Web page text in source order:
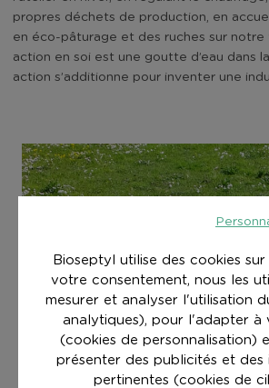
propres déchets de production, en
en éco-pâturage et des ruches sur notre
action en soi est une goutte d’eau dans
action s’additionne pour inventer une
Bioseptyl utilise des cookies
votre consentement, nous les
mesurer et analyser l'utilisation
analytiques), pour l'adapter à
(cookies de personnalisation)
présenter des publicités et des
pertinentes (cookies de